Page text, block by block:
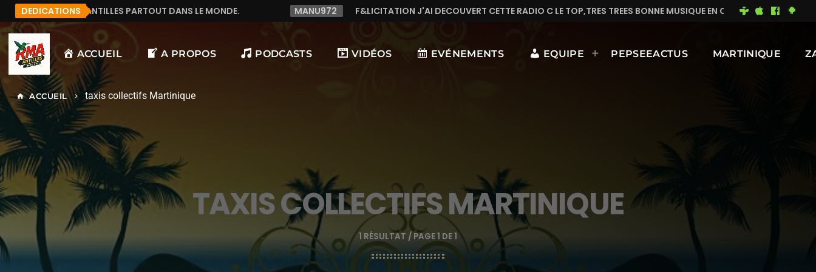
DEDICATIONS
PARTOUT DANS LE MONDE. MANU972 F&LICITATION J'AI DECOUVERT CETTE RADIO C LE TOP,TRES TREES BONNE MUSIQUE EN CONTINUE MIMI DU 93 BONNE
ACCUEIL A PROPOS PODCASTS VIDÉOS EVÉNEMENTS EQUIPE PEPSEEACTUS MARTINIQUE
home ACCUEIL keyboard_arrow_right taxis collectifs Martinique
TAXIS COLLECTIFS MARTINIQUE
1 RÉSULTAT / PAGE 1 DE 1